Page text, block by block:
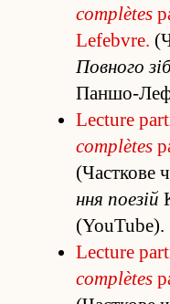
complètes
Lefebvre.
Повного
Паншо-
Lecture
complètes
(Часткове
ння поезій
(YouTube).
Lecture
complètes